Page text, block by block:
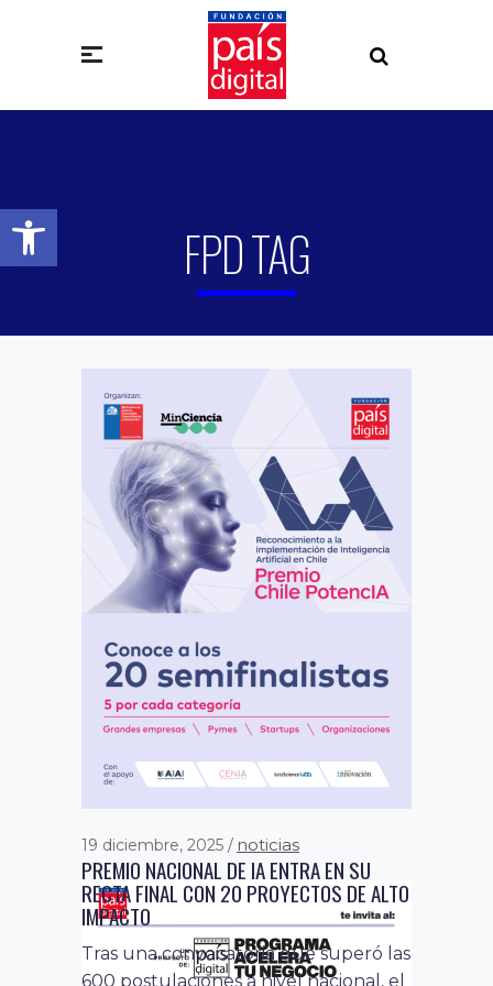
Abrir barra de herramientas
FPD TAG
19 diciembre, 2025 noticias
PREMIO NACIONAL DE IA ENTRA EN SU
RECTA FINAL CON 20 PROYECTOS DE ALTO
IMPACTO
Tras una convocatoria que superó las
600 postulaciones a nivel nacional, el
30 marzo, 2021 noticias
FUNDACIÓN PAÍS DIGITAL REALIZÓ SU
PRIMER CONVERSATORIO DE
COMUNICACIONES Y MARKETING 2021
El encuentro virtual dirigido por el
área de comunicaciones de la
organización, contó con la
participación de...